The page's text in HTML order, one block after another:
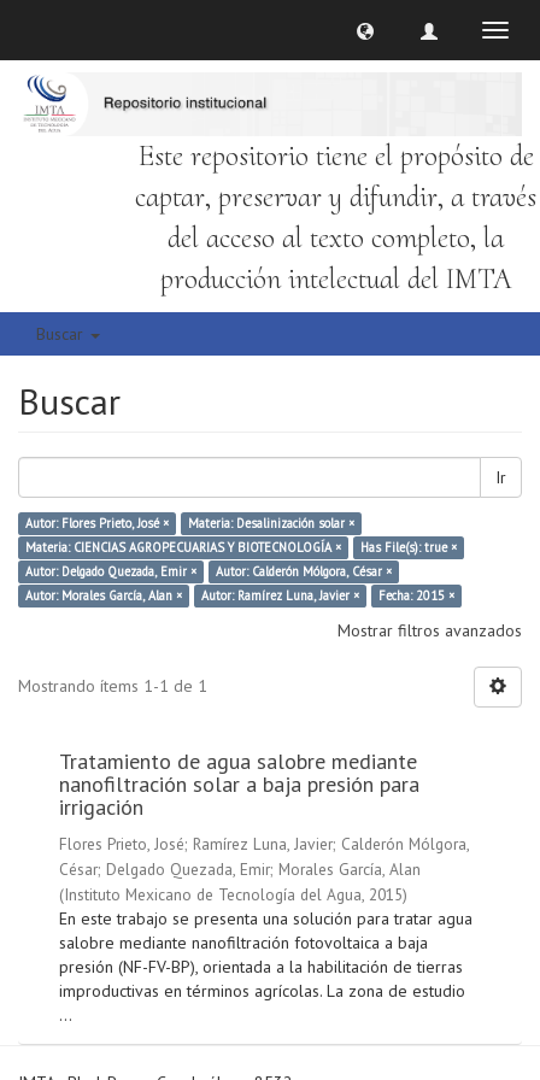
Este repositorio tiene el propósito de
captar, preservar y difundir, a través
del acceso al texto completo, la
producción intelectual del IMTA
Buscar
Buscar
Ir
Autor: Flores Prieto, José ×
Materia: Desalinización solar ×
Materia: CIENCIAS AGROPECUARIAS Y BIOTECNOLOGÍA ×
Has File(s): true ×
Autor: Delgado Quezada, Emir ×
Autor: Calderón Mólgora, César ×
Autor: Morales García, Alan ×
Autor: Ramírez Luna, Javier × Fecha: 2015 ×
Mostrar filtros avanzados
Mostrando ítems 1-1 de 1
Tratamiento de agua salobre mediante
nanofiltración solar a baja presión para
irrigación
Flores Prieto, José; Ramírez Luna, Javier; Calderón Mólgora,
César; Delgado Quezada, Emir; Morales García, Alan
(Instituto Mexicano de Tecnología del Agua, 2015)
En este trabajo se presenta una solución para tratar agua
salobre mediante nanofiltración fotovoltaica a baja
presión (NF-FV-BP), orientada a la habilitación de tierras
improductivas en términos agrícolas. La zona de estudio
...